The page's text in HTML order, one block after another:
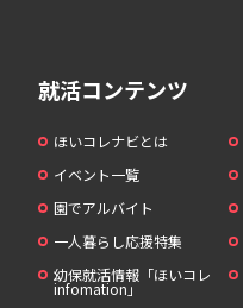
就活コンテンツ
ほいコレナビとは
イベント一覧
園でアルバイト
一人暮らし応援特集
幼保就活情報「ほいコレ
infomation」